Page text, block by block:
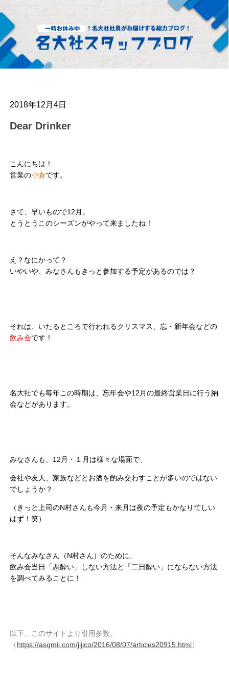
2018年12月4日
Dear Drinker
こんにちは！
営業の小倉です。
さて、早いもので12月。
とうとうこのシーズンがやって来ましたね！
え？なにかって？
いやいや、みなさんもきっと参加する予定があるのでは？
それは、いたるところで行われるクリスマス、忘・新年会などの
飲み会です！
名大社でも毎年この時期は、忘年会や12月の最終営業日に行う納
会などがあります。
みなさんも、12月・１月は様々な場面で、
会社や友人、家族などとお酒を酌み交わすことが多いのではない
でしょうか？
（きっと上司のN村さんも今月・来月は夜の予定もかなり忙しい
はず！笑）
そんなみなさん（N村さん）のために、
飲み会当日「悪酔い」しない方法と「二日酔い」にならない方法
を調べてみることに！
以下、このサイトより引用多数。
（https://asqmii.com/jijico/2016/08/07/articles20915.html）